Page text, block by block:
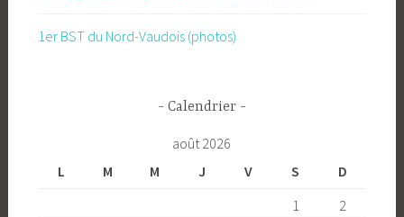
1er BST du Nord-Vaudois (photos)
Calendrier
août 2026
L
M M J V S
D
1
2